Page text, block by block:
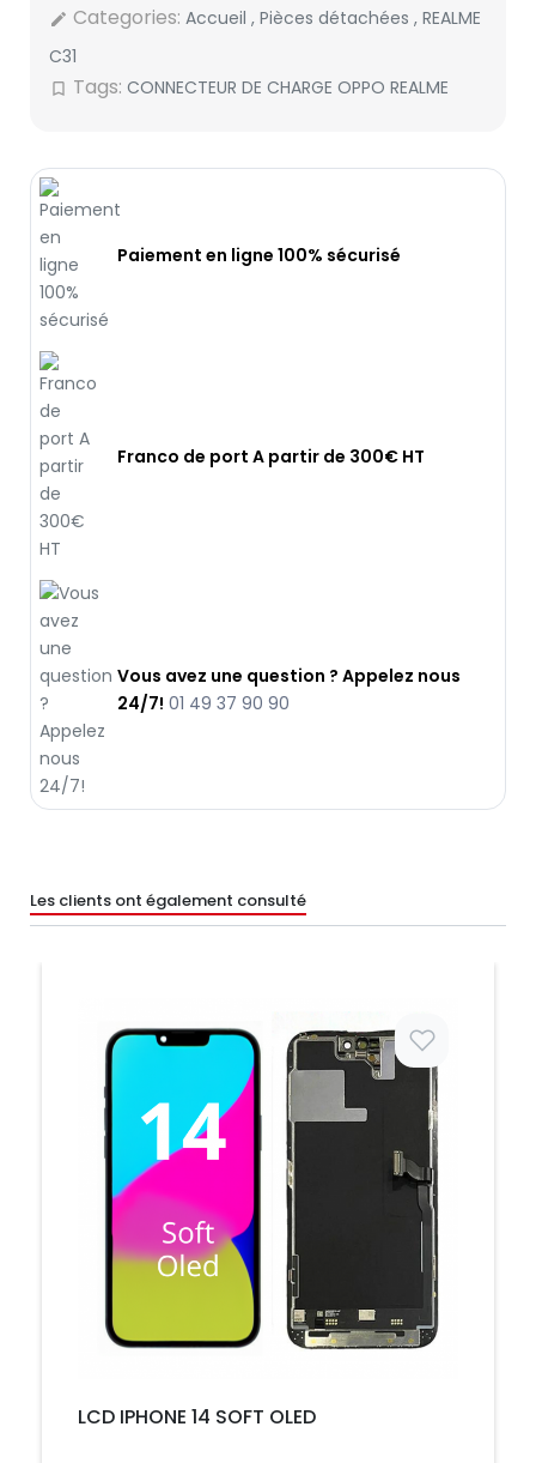
edit Categories: Accueil , Pièces détachées , REALME
C31
bookmark_border Tags: CONNECTEUR DE CHARGE OPPO REALME
Paiement en ligne 100% sécurisé
Franco de port A partir de 300€ HT
Vous avez une question ? Appelez nous
24/7! 01 49 37 90 90
Les clients ont également consulté
LCD IPHONE 14 SOFT OLED